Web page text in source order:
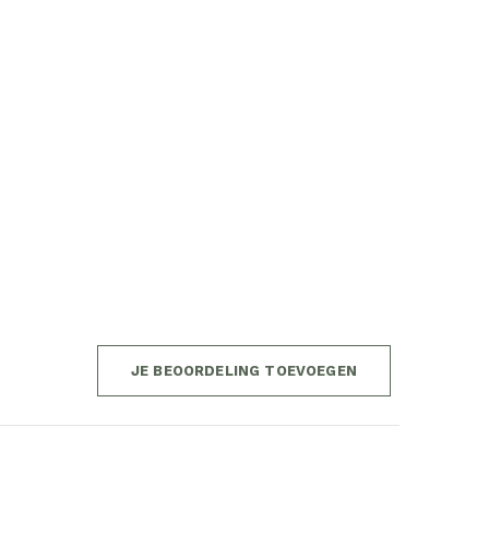
JE BEOORDELING TOEVOEGEN